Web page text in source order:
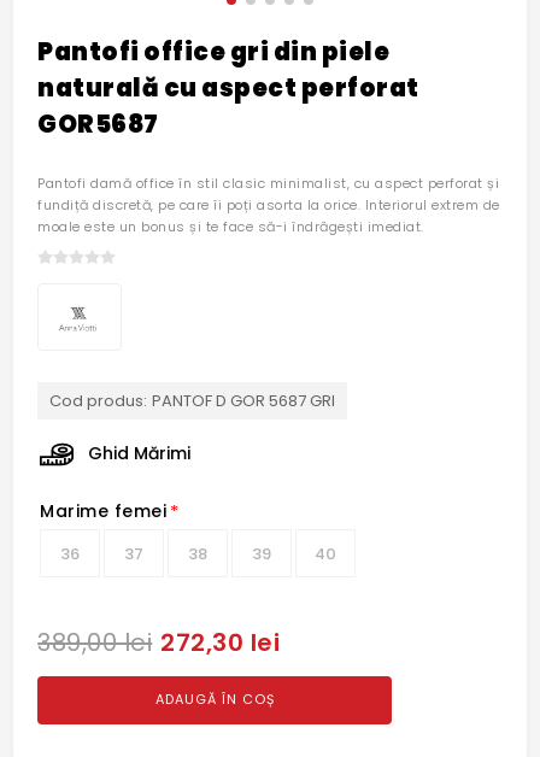
Pantofi office gri din piele
naturală cu aspect perforat
GOR5687
Pantofi damă office în stil clasic minimalist, cu aspect perforat și
fundiță discretă, pe care îi poți asorta la orice. Interiorul extrem de
moale este un bonus și te face să-i îndrăgești imediat.
Cod produs: PANTOF D GOR 5687 GRI
Ghid Mărimi
Marime femei *
36 37 38 39 40
389,00 lei 272,30 lei
ADAUGĂ ÎN COȘ